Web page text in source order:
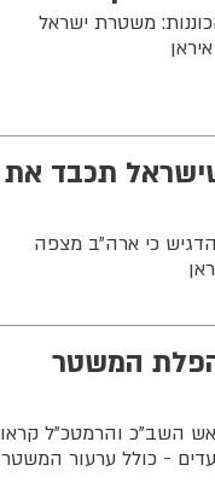
וחברי כיתות הכוננות: משטרת ישראל
תכבד את
כי ארה״ב מצפה
המשטר
השב”כ והרמטכ”ל קראו
- כולל ערעור המשטר